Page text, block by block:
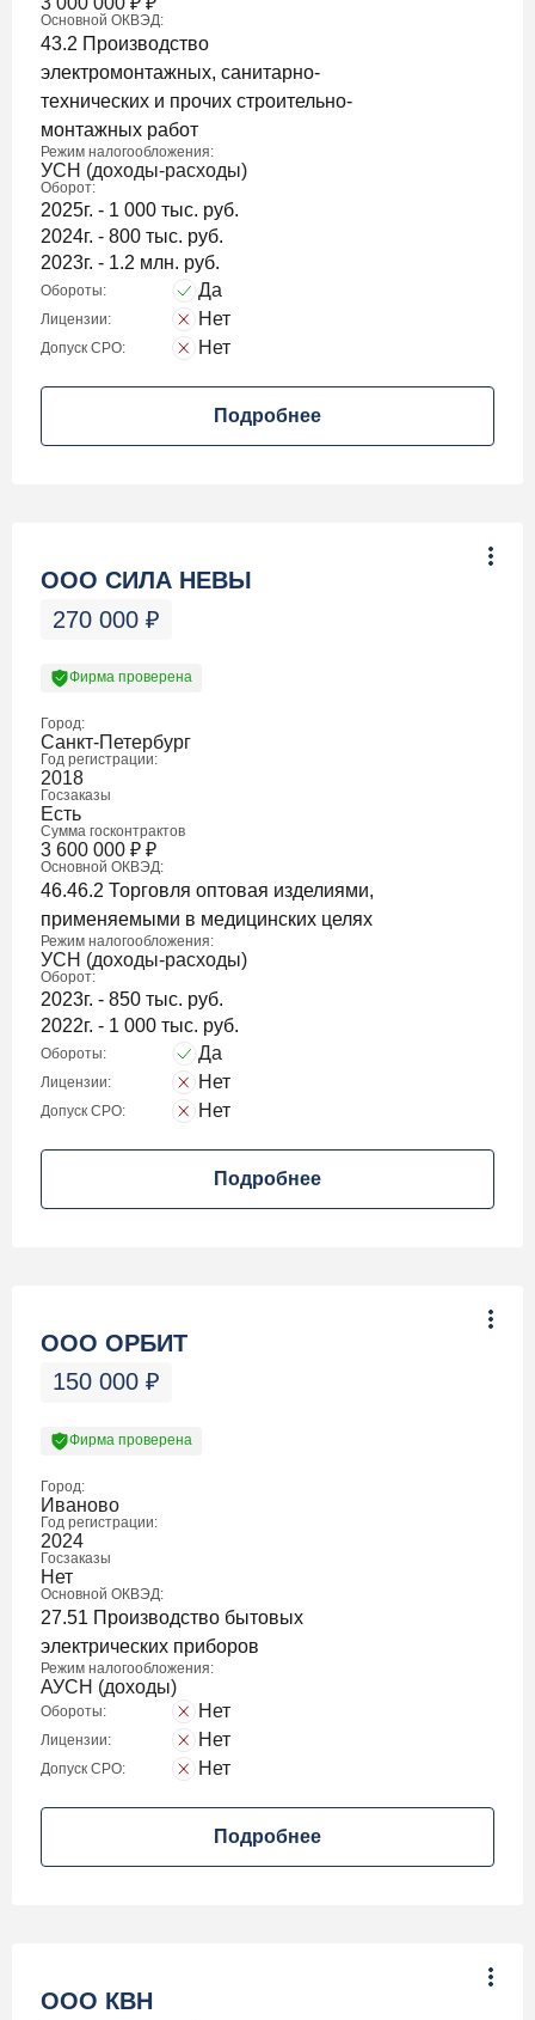
Основной ОКВЭД:
43.2 Производство
электромонтажных, санитарно-
технических и прочих строительно-
монтажных работ
Режим налогообложения:
УСН (доходы-расходы)
Оборот:
2025г. - 1 000 тыс. руб.
2024г. - 800 тыс. руб.
2023г. - 1.2 млн. руб.
Обороты: Да
Лицензии: Нет
Допуск СРО: Нет
Подробнее
ООО СИЛА НЕВЫ
270 000 ₽
Фирма проверена
Город:
Санкт-Петербург
Год регистрации:
2018
Госзаказы
Есть
Сумма госконтрактов
3 600 000 ₽ ₽
Основной ОКВЭД:
46.46.2 Торговля оптовая изделиями,
применяемыми в медицинских целях
Режим налогообложения:
УСН (доходы-расходы)
Оборот:
2023г. - 850 тыс. руб.
2022г. - 1 000 тыс. руб.
Обороты: Да
Лицензии: Нет
Допуск СРО: Нет
Подробнее
ООО ОРБИТ
150 000 ₽
Фирма проверена
Город:
Иваново
Год регистрации:
2024
Госзаказы
Нет
Основной ОКВЭД:
27.51 Производство бытовых
электрических приборов
Режим налогообложения:
АУСН (доходы)
Обороты: Нет
Лицензии: Нет
Допуск СРО: Нет
Подробнее
ООО КВН